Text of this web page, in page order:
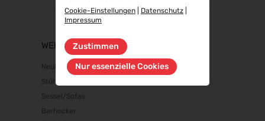
WEBSHOP
Neuheiten
Stühle
Sessel/Sofas
Barhocker
Cookie-Einstellungen
Datenschutz
Impressum
Zustimmen
Nur essenzielle Cookies